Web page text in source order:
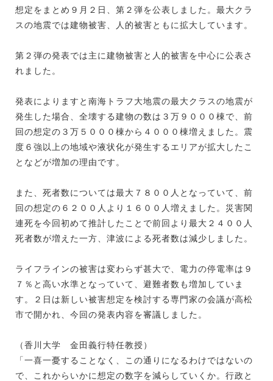
想定をまとめ９月２日、第２弾を公表しました。最大クラ
スの地震では建物被害、人的被害ともに拡大しています。
第２弾の発表では主に建物被害と人的被害を中心に公表さ
れました。
発表によりますと南海トラフ大地震の最大クラスの地震が
発生した場合、全壊する建物の数は３万９０００棟で、前
回の想定の３万５０００棟から４０００棟増えました。震
度６強以上の地域や液状化が発生するエリアが拡大したこ
となどが増加の理由です。
また、死者数については最大７８００人となっていて、前
回の想定の６２００人より１６００人増えました。災害関
連死を今回初めて推計したことで前回より最大２４００人
死者数が増えた一方、津波による死者数は減少しました。
ライフラインの被害は変わらず甚大で、電力の停電率は９
７％と高い水準となっていて、避難者数も増加していま
す。２日は新しい被害想定を検討する専門家の会議が高松
市で開かれ、今回の発表内容を審議しました。
（香川大学 金田義行特任教授）
「一喜一憂することなく、この通りになるわけではないの
で、これからいかに想定の数字を減らしていくか。行政と